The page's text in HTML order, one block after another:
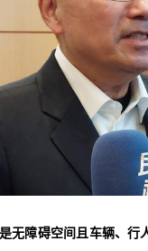
无障碍空间且车辆、